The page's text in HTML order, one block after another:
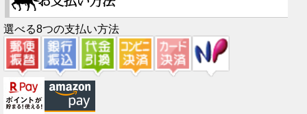
選べる8つの支払い方法